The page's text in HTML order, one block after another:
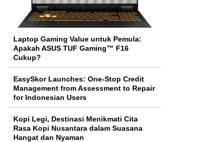
Laptop Gaming Value untuk Pemula:
Apakah ASUS TUF Gaming™ F16
Cukup?
EasySkor Launches: One-Stop Credit
Management from Assessment to Repair
for Indonesian Users
Kopi Legi, Destinasi Menikmati Cita
Rasa Kopi Nusantara dalam Suasana
Hangat dan Nyaman